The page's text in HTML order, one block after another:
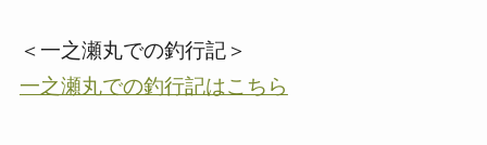
＜一之瀬丸での釣行記＞
一之瀬丸での釣行記はこちら